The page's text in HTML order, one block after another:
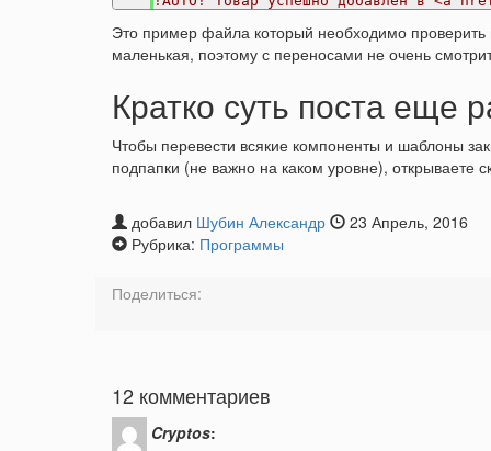
Это пример файла который необходимо
маленькая, поэтому с переносами не очень
Кратко суть поста еще
Чтобы перевести всякие компоненты и шаблоны
подпапки (не важно на каком уровне), открываете
добавил Шубин Александр
23 Апрель, 2016
Рубрика: Программы
Поделиться:
12 комментариев
Cryptos: